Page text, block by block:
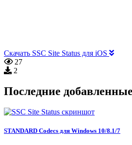
Скачать SSC Site Status для iOS
27
2
Последние добавленные
STANDARD Codecs для Windows 10/8.1/7